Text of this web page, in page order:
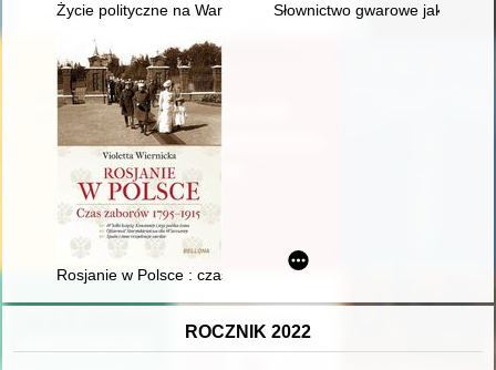
Życie polityczne na Warmii i Mazurach (1945-1989) : stan
Słownictwo gwarowe jako
Rosjanie w Polsce : czas zaborów 1795-1915
ROCZNIK 2022